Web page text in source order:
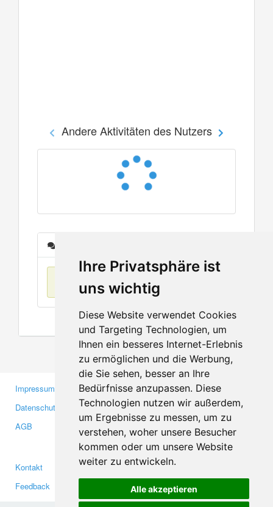
Ihre Privatsphäre ist
uns wichtig
Diese Website verwendet Cookies
und Targeting Technologien, um
Ihnen ein besseres Internet-Erlebnis
zu ermöglichen und die Werbung,
die Sie sehen, besser an Ihre
Bedürfnisse anzupassen. Diese
Technologien nutzen wir außerdem,
um Ergebnisse zu messen, um zu
verstehen, woher unsere Besucher
kommen oder um unsere Website
weiter zu entwickeln.
Alle akzeptieren
Andere Aktivitäten des Nutzers
Keine Einträge
Impressum
Datenschutzerklärung
AGB
Gewerbetreibende
Investoren
Medien
Kontakt
Feedback
Facebook
Twitter
YouTube